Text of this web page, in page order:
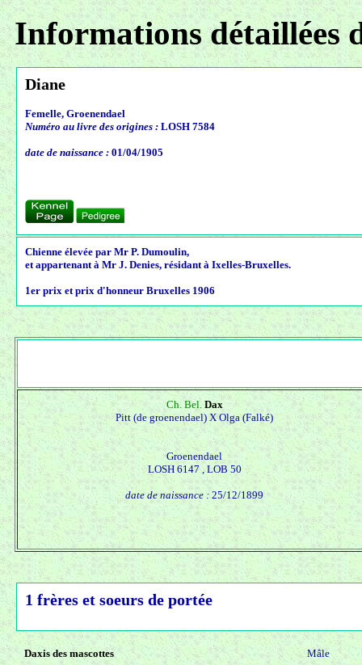
Informations détaillées
Diane
Femelle, Groenendael
Numéro au livre des origines : LOSH 7584
date de naissance : 01/04/1905
Chienne élevée par Mr P. Dumoulin,
et appartenant à Mr J. Denies, résidant à Ixelles-Bruxelles.
1er prix et prix d'honneur Bruxelles 1906
Ch. Bel. Dax
Pitt (de groenendael) XOlga (Falké)
Groenendael
LOSH 6147 , LOB 50
date de naissance : 25/12/1899
1 frères et soeurs de portée
Daxis des mascottes Mâle